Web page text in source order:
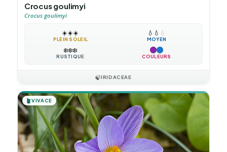
Crocus goulimyi
Crocus goulimyi
☀️☀️☀️
PLEIN SOLEIL
💧 💧 💧
MOYEN
❄️❄️❄️
RUSTIQUE COULEURS
🍃IRIDACEAE
🪴VIVACE